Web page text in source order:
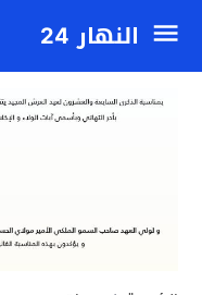
النهار 24